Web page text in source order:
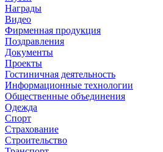
Награды
Видео
Фирменная продукция
Поздравления
Документы
Проекты
Гостиничная деятельность
Информационные технологии
Общественные объединения
Одежда
Спорт
Страхование
Строительство